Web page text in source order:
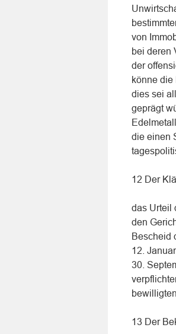
von
bei deren
der
könne die
dies sei
geprägt
die einen
12 Der
das Urteil
den
Bescheid
12.
30.
13 Der